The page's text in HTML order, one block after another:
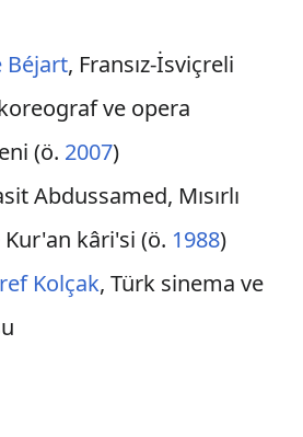
Béjart, Fransız-İsviçreli
ve opera
(ö. 2007)
Abdussamed, Mısırlı
Kur'an kâri'si (ö. 1988)
Kolçak, Türk sinema ve